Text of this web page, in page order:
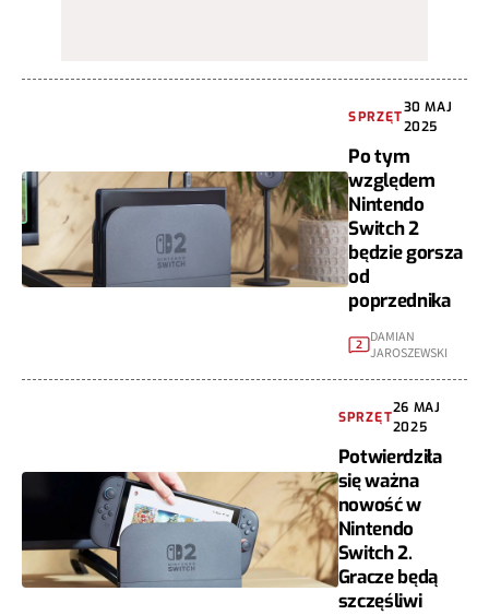
SPRZĘT
30 MAJ
2025
Po tym
względem
Nintendo
Switch 2
będzie gorsza
od
poprzednika
2
DAMIAN
JAROSZEWSKI
SPRZĘT
26 MAJ
2025
Potwierdziła
się ważna
nowość w
Nintendo
Switch 2.
Gracze będą
szczęśliwi